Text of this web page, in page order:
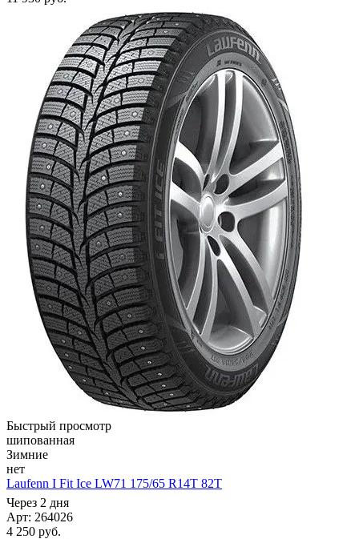
Быстрый просмотр
шипованная
Зимние
нет
Laufenn I Fit Ice LW71 175/65 R14T 82T
Через 2 дня
Арт: 264026
4 250 руб.